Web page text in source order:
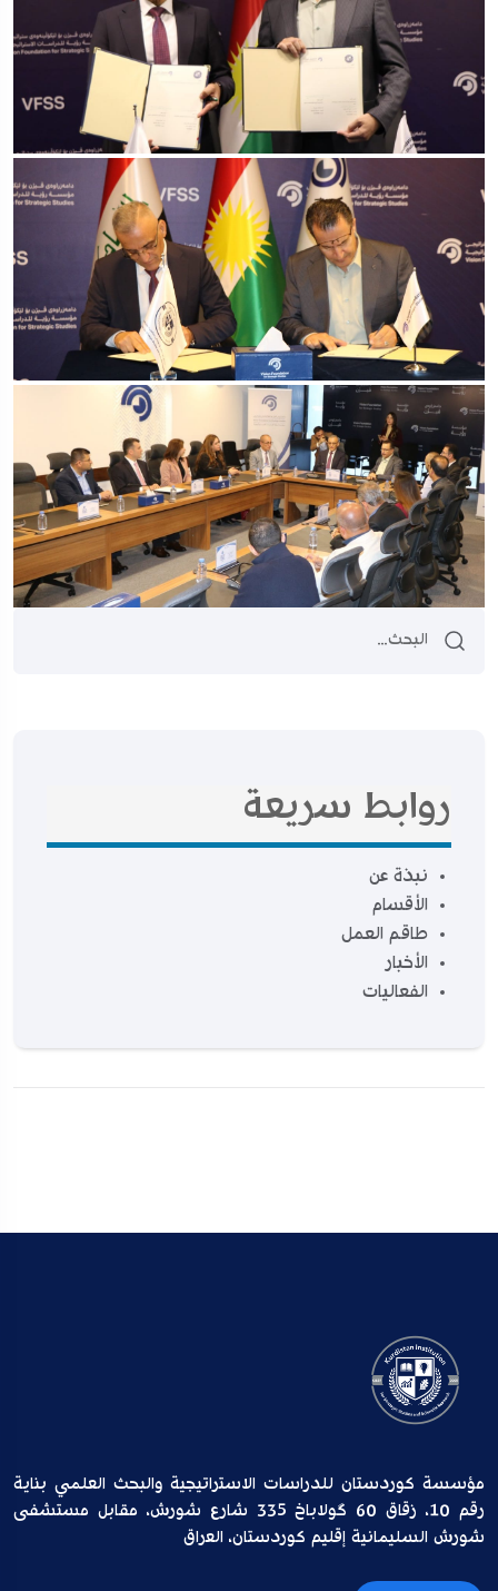
روابط سريعة
نبذة عن
الأقسام
طاقم العمل
الأخبار
الفعاليات
مؤسسة كوردستان للدراسات الاستراتيجية والبحث العلمي بناية
رقم 10، زقاق 60 گولاباخ 335 شارع شورش، مقابل مستشفى
شورش السليمانية إقليم كوردستان، العراق